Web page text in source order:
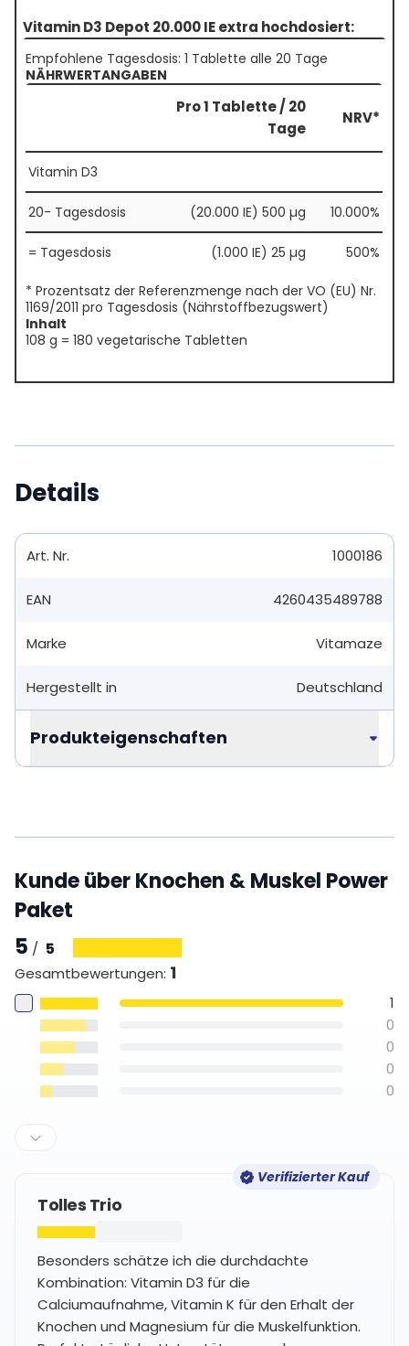
Vitamin D3 Depot 20.000 IE extra hochdosiert:
Empfohlene Tagesdosis: 1 Tablette alle 20 Tage
NÄHRWERTANGABEN
Pro 1 Tablette / 20
Tage
NRV*
Vitamin D3
20- Tagesdosis (20.000 IE) 500 µg 10.000%
= Tagesdosis (1.000 IE) 25 µg 500%
* Prozentsatz der Referenzmenge nach der VO (EU) Nr.
1169/2011 pro Tagesdosis (Nährstoffbezugswert)
Inhalt
108 g = 180 vegetarische Tabletten
Details
Art. Nr. 1000186
EAN 4260435489788
Marke Vitamaze
Hergestellt in Deutschland
Produkteigenschaften
Kunde über Knochen & Muskel Power
Paket
5 / 5
Gesamtbewertungen: 1
1
0
0
0
0
Verifizierter Kauf
Tolles Trio
Besonders schätze ich die durchdachte
Kombination: Vitamin D3 für die
Calciumaufnahme, Vitamin K für den Erhalt der
Knochen und Magnesium für die Muskelfunktion.